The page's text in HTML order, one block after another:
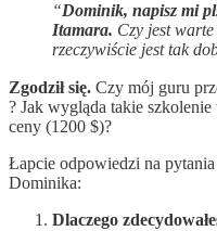
“Dominik, napisz mi
Itamara. Czy jest
rzeczywiście jest tak
Zgodził się. Czy mój guru
? Jak wygląda takie
ceny (1200 $)?
Łapcie odpowiedzi na
Dominika:
Dlaczego